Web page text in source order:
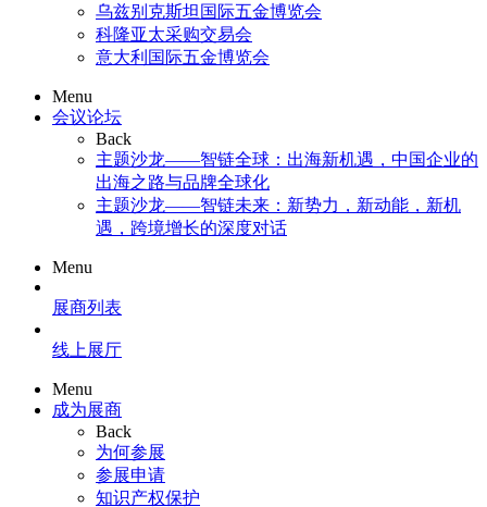
乌兹别克斯坦国际五金博览会
科隆亚太采购交易会
意大利国际五金博览会
Menu
会议论坛
Back
主题沙龙——智链全球：出海新机遇，中国企业的
出海之路与品牌全球化
主题沙龙——智链未来：新势力，新动能，新机
遇，跨境增长的深度对话
Menu
展商列表
线上展厅
Menu
成为展商
Back
为何参展
参展申请
知识产权保护